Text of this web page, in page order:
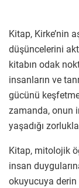
Kitap, Kirke’nin
düşüncelerini
kitabın odak
insanların ve
gücünü
zamanda, onun
yaşadığı
Kitap, mitolojik
insan
okuyucuya derin